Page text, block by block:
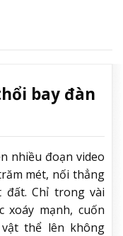
bay đàn
nhiều đoạn video
mét, nối thẳng
Chỉ trong vài
mạnh, cuốn
thể lên không